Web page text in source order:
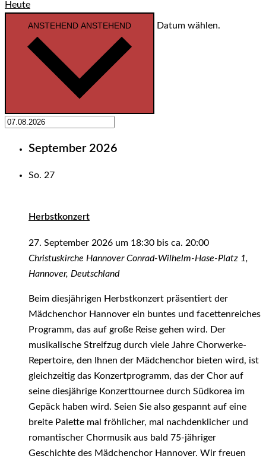
Heute
ANSTEHEND ANSTEHEND Datum wählen.
September 2026
So. 27
Herbstkonzert
27. September 2026 um 18:30 bis ca. 20:00
Christuskirche HannoverConrad-Wilhelm-Hase-Platz 1,
Hannover, Deutschland
Beim diesjährigen Herbstkonzert präsentiert der
Mädchenchor Hannover ein buntes und facettenreiches
Programm, das auf große Reise gehen wird. Der
musikalische Streifzug durch viele Jahre Chorwerke-
Repertoire, den Ihnen der Mädchenchor bieten wird, ist
gleichzeitig das Konzertprogramm, das der Chor auf
seine diesjährige Konzerttournee durch Südkorea im
Gepäck haben wird. Seien Sie also gespannt auf eine
breite Palette mal fröhlicher, mal nachdenklicher und
romantischer Chormusik aus bald 75-jähriger
Geschichte des Mädchenchor Hannover. Wir freuen